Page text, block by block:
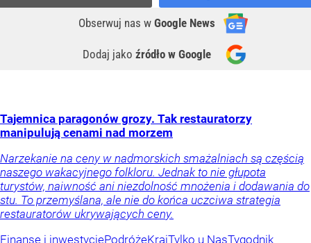
Obserwuj nas w Google News
Dodaj jako źródło w Google
Tajemnica paragonów grozy. Tak restauratorzy
manipulują cenami nad morzem
Narzekanie na ceny w nadmorskich smażalniach są częścią
naszego wakacyjnego folkloru. Jednak to nie głupota
turystów, naiwność ani niezdolność mnożenia i dodawania do
stu. To przemyślana, ale nie do końca uczciwa strategia
restauratorów ukrywających ceny.
Finanse i inwestycjePodróżeKrajTylko u NasTygodnik